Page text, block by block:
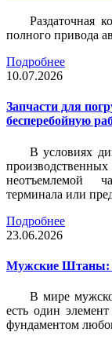
Раздаточная
полного привода
Подробнее
10.07.2026
Запчасти для
бесперебойную
В условиях
неотъемлемой
терминала или
Подробнее
23.06.2026
Мужские Штаны:
В мире
есть один
фундаментом